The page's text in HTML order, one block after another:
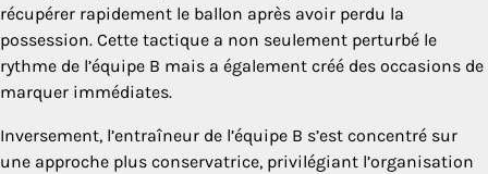
récupérer rapidement le ballon après avoir perdu la
possession. Cette tactique a non seulement perturbé le
rythme de l’équipe B mais a également créé des occasions de
marquer immédiates.
Inversement, l’entraîneur de l’équipe B s’est concentré sur
une approche plus conservatrice, privilégiant l’organisation